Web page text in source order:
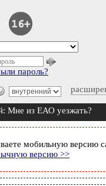
пароль?
Мне из ЕАО уезжать?
мобильную версию
версию >>